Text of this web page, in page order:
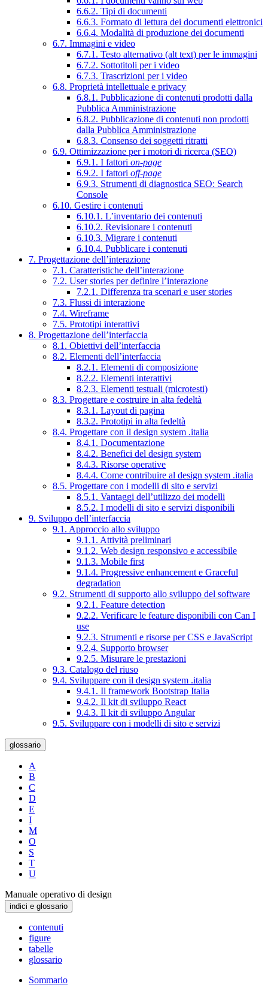
6.6.2. Tipi di documenti
6.6.3. Formato di lettura dei documenti elettronici
6.6.4. Modalità di produzione dei documenti
6.7. Immagini e video
6.7.1. Testo alternativo (alt text) per le immagini
6.7.2. Sottotitoli per i video
6.7.3. Trascrizioni per i video
6.8. Proprietà intellettuale e privacy
6.8.1. Pubblicazione di contenuti prodotti dalla
Pubblica Amministrazione
6.8.2. Pubblicazione di contenuti non prodotti
dalla Pubblica Amministrazione
6.8.3. Consenso dei soggetti ritratti
6.9. Ottimizzazione per i motori di ricerca (SEO)
6.9.1. I fattori on-page
6.9.2. I fattori off-page
6.9.3. Strumenti di diagnostica SEO: Search
Console
6.10. Gestire i contenuti
6.10.1. L’inventario dei contenuti
6.10.2. Revisionare i contenuti
6.10.3. Migrare i contenuti
6.10.4. Pubblicare i contenuti
7. Progettazione dell’interazione
7.1. Caratteristiche dell’interazione
7.2. User stories per definire l’interazione
7.2.1. Differenza tra scenari e user stories
7.3. Flussi di interazione
7.4. Wireframe
7.5. Prototipi interattivi
8. Progettazione dell’interfaccia
8.1. Obiettivi dell’interfaccia
8.2. Elementi dell’interfaccia
8.2.1. Elementi di composizione
8.2.2. Elementi interattivi
8.2.3. Elementi testuali (microtesti)
8.3. Progettare e costruire in alta fedeltà
8.3.1. Layout di pagina
8.3.2. Prototipi in alta fedeltà
8.4. Progettare con il design system .italia
8.4.1. Documentazione
8.4.2. Benefici del design system
8.4.3. Risorse operative
8.4.4. Come contribuire al design system .italia
8.5. Progettare con i modelli di sito e servizi
8.5.1. Vantaggi dell’utilizzo dei modelli
8.5.2. I modelli di sito e servizi disponibili
9. Sviluppo dell’interfaccia
9.1. Approccio allo sviluppo
9.1.1. Attività preliminari
9.1.2. Web design responsivo e accessibile
9.1.3. Mobile first
9.1.4. Progressive enhancement e Graceful
degradation
9.2. Strumenti di supporto allo sviluppo del software
9.2.1. Feature detection
9.2.2. Verificare le feature disponibili con Can I
use
9.2.3. Strumenti e risorse per CSS e JavaScript
9.2.4. Supporto browser
9.2.5. Misurare le prestazioni
9.3. Catalogo del riuso
9.4. Sviluppare con il design system .italia
9.4.1. Il framework Bootstrap Italia
9.4.2. Il kit di sviluppo React
9.4.3. Il kit di sviluppo Angular
9.5. Sviluppare con i modelli di sito e servizi
glossario
A
B
C
D
E
I
M
O
S
T
U
Manuale operativo di design
indici e glossario
contenuti
figure
tabelle
glossario
Sommario